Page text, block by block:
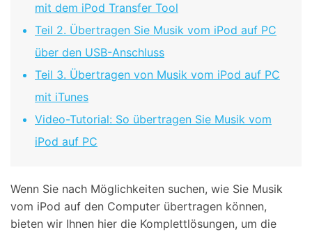
mit dem iPod Transfer Tool
Teil 2. Übertragen Sie Musik vom iPod auf PC
über den USB-Anschluss
Teil 3. Übertragen von Musik vom iPod auf PC
mit iTunes
Video-Tutorial: So übertragen Sie Musik vom
iPod auf PC
Wenn Sie nach Möglichkeiten suchen, wie Sie Musik
vom iPod auf den Computer übertragen können,
bieten wir Ihnen hier die Komplettlösungen, um die